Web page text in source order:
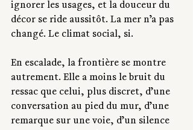
ignorer les usages, et la douceur du
décor se ride aussitôt. La mer n’a pas
changé. Le climat social, si.
En escalade, la frontière se montre
autrement. Elle a moins le bruit du
ressac que celui, plus discret, d’une
conversation au pied du mur, d’une
remarque sur une voie, d’un silence